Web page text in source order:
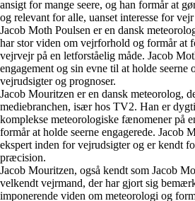
ansigt for mange seere, og han formår at
og relevant for alle, uanset interesse for
Jacob Moth Poulsen er en dansk
har stor viden om vejrforhold og formår at
vejrvejr på en letforståelig måde. Jacob
engagement og sin evne til at holde seerne
vejrudsigter og prognoser.
Jacob Mouritzen er en dansk meteorolog,
mediebranchen, især hos TV2. Han er
komplekse meteorologiske fænomener på
formår at holde seerne engagerede. Jacob
ekspert inden for vejrudsigter og er kendt
præcision.
Jacob Mouritzen, også kendt som Jacob
velkendt vejrmand, der har gjort sig
imponerende viden om meteorologi og